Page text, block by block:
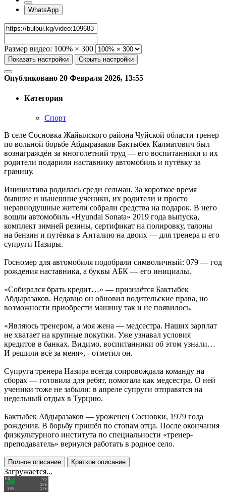
WhatsApp
Размер видео: 100% × 300
Показать настройки Скрыть настройки
Опубликовано 20 Февраля 2026, 13:55
Категория
Спорт
В селе Сосновка Жайылского района Чуйской области тренер
по вольной борьбе Абдыразаков Бактыбек Калматович был
вознаграждён за многолетний труд — его воспитанники и их
родители подарили наставнику автомобиль и путёвку за
границу.
Инициатива родилась среди сельчан. За короткое время
бывшие и нынешние ученики, их родители и просто
неравнодушные жители собрали средства на подарок. В него
вошли автомобиль «Hyundai Sonata» 2019 года выпуска,
комплект зимней резины, сертификат на полировку, талоны
на бензин и путёвка в Анталию на двоих — для тренера и его
супруги Назиры.
Госномер для автомобиля подобрали символичный: 079 — год
рождения наставника, а буквы АБК — его инициалы.
«Собирался брать кредит…» — признаётся Бактыбек
Абдыразаков. Недавно он обновил водительские права, но
возможности приобрести машину так и не появилось.
«Являюсь тренером, а моя жена — медсестра. Наших зарплат
не хватает на крупные покупки. Уже узнавал условия
кредитов в банках. Видимо, воспитанники об этом узнали…
И решили всё за меня», - отметил он.
Супруга тренера Назира всегда сопровождала команду на
сборах — готовила для ребят, помогала как медсестра. О ней
ученики тоже не забыли: в апреле супруги отправятся на
недельный отдых в Турцию.
Бактыбек Абдыразаков — уроженец Сосновки, 1979 года
рождения. В борьбу пришёл по стопам отца. После окончания
физкультурного института по специальности «тренер-
преподаватель» вернулся работать в родное село.
Полное описание Краткое описание
Загружается...